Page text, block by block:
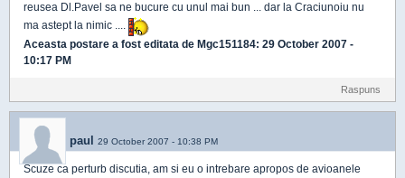
reusea Dl.Pavel sa ne bucure cu unul mai bun ... dar la Craciunoiu nu
ma astept la nimic ....
Aceasta postare a fost editata de Mgc151184: 29 October 2007 -
10:17 PM
Raspuns
paul 29 October 2007 - 10:38 PM
Scuze ca perturb discutia, am si eu o intrebare apropos de avioanele